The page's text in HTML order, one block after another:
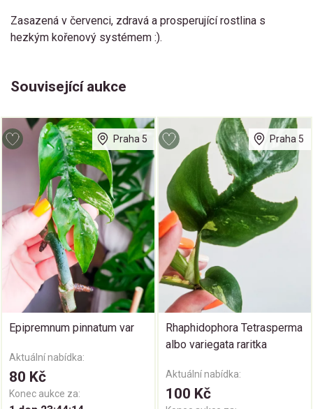
Zasazená v červenci, zdravá a prosperující rostlina s
hezkým kořenový systémem :).
Související aukce
Praha 5
Epipremnum pinnatum var
Aktuální nabídka:
80 Kč
Konec aukce za:
Praha 5
Rhaphidophora Tetrasperma
albo variegata raritka
Aktuální nabídka:
100 Kč